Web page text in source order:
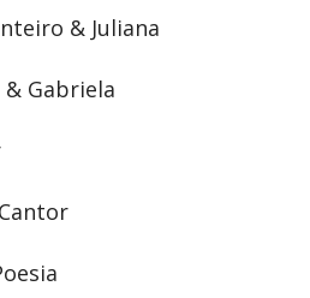
& Juliana
Gabriela